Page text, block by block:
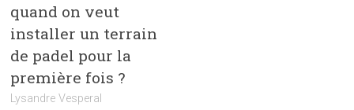
quand on veut
installer un terrain
de padel pour la
première fois ?
Lysandre Vesperal